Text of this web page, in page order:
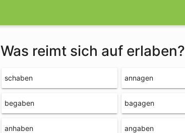
Was reimt sich auf erlaben?
schaben annagen
begaben bagagen
anhaben angaben